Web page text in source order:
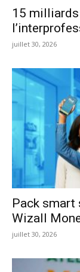
15 milliards
juillet 30, 2026
Pack smart
Wizall
juillet 30, 2026